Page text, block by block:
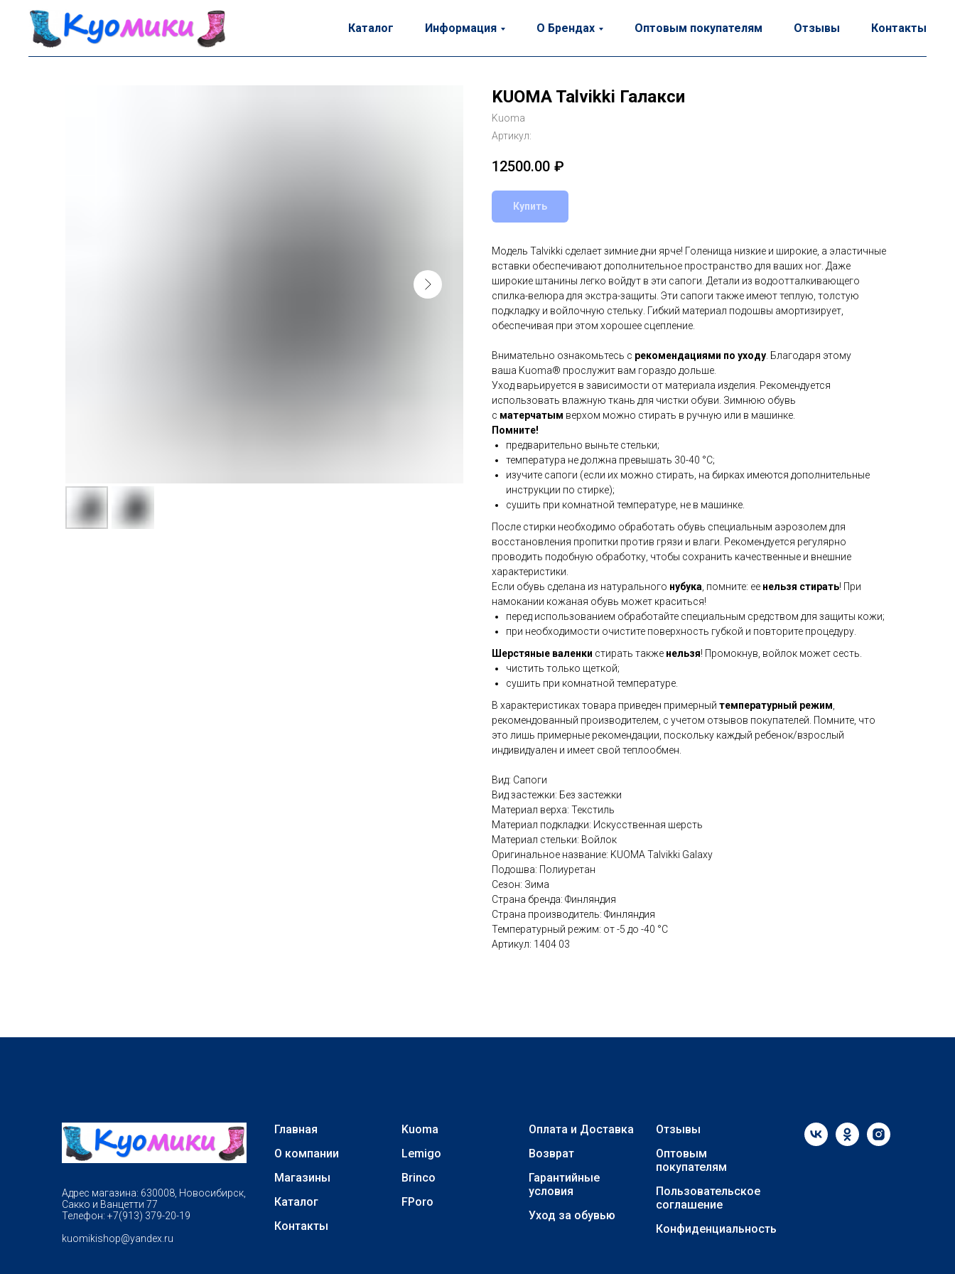
Каталог Информация О Брендах Оптовым покупателям Отзывы Контакты
KUOMA Talvikki Галакси
Kuoma
Артикул:
12500.00 ₽
Купить
Модель Talvikki сделает зимние дни ярче! Голенища низкие и широкие, а эластичные
вставки обеспечивают дополнительное пространство для ваших ног. Даже
широкие штанины легко войдут в эти сапоги. Детали из водоотталкивающего
спилка-велюра для экстра-защиты. Эти сапоги также имеют теплую, толстую
подкладку и войлочную стельку. Гибкий материал подошвы амортизирует,
обеспечивая при этом хорошее сцепление.
Внимательно ознакомьтесь с рекомендациями по уходу. Благодаря этому
ваша Kuoma® прослужит вам гораздо дольше.
Уход варьируется в зависимости от материала изделия. Рекомендуется
использовать влажную ткань для чистки обуви. Зимнюю обувь
с матерчатым верхом можно стирать в ручную или в машинке.
Помните!
предварительно выньте стельки;
температура не должна превышать 30-40 °C;
изучите сапоги (если их можно стирать, на бирках имеются дополнительные
инструкции по стирке);
сушить при комнатной температуре, не в машинке.
После стирки необходимо обработать обувь специальным аэрозолем для
восстановления пропитки против грязи и влаги. Рекомендуется регулярно
проводить подобную обработку, чтобы сохранить качественные и внешние
характеристики.
Если обувь сделана из натурального нубука, помните: ее нельзя стирать! При
намокании кожаная обувь может краситься!
перед использованием обработайте специальным средством для защиты кожи;
при необходимости очистите поверхность губкой и повторите процедуру.
Шерстяные валенки стирать также нельзя! Промокнув, войлок может сесть.
чистить только щеткой;
сушить при комнатной температуре.
В характеристиках товара приведен примерный температурный режим,
рекомендованный производителем, с учетом отзывов покупателей. Помните, что
это лишь примерные рекомендации, поскольку каждый ребенок/взрослый
индивидуален и имеет свой теплообмен.
Вид: Сапоги
Вид застежки: Без застежки
Материал верха: Текстиль
Материал подкладки: Искусственная шерсть
Материал стельки: Войлок
Оригинальное название: KUOMA Talvikki Galaxy
Подошва: Полиуретан
Сезон: Зима
Страна бренда: Финляндия
Страна производитель: Финляндия
Температурный режим: от -5 до -40 °C
Артикул: 1404 03
Адрес магазина: 630008, Новосибирск,
Сакко и Ванцетти 77
Телефон: +7(913) 379-20-19
kuomikishop@yandex.ru
Главная
О компании
Магазины
Каталог
Контакты
Kuoma
Lemigo
Brinco
FPoro
Оплата и Доставка
Возврат
Гарантийные
условия
Уход за обувью
Отзывы
Оптовым
покупателям
Пользовательское
соглашение
Конфиденциальность